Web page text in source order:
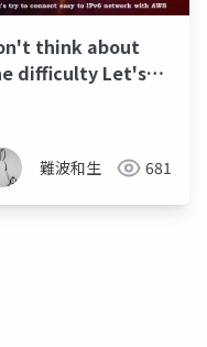
think about
difficulty Let's
難波和生 681